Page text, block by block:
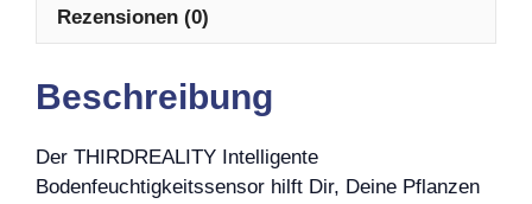
Rezensionen (0)
Beschreibung
Der THIRDREALITY Intelligente
Bodenfeuchtigkeitssensor hilft Dir, Deine Pflanzen